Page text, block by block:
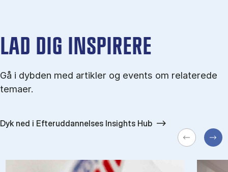
LAD DIG INSPIRERE
Gå i dybden med artikler og events om relaterede
temaer.
Dyk ned i Efteruddannelses Insights Hub